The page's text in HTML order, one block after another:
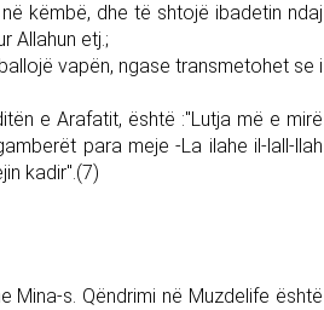
këmbë, dhe të shtojë ibadetin ndaj
Allahun etj.;
vapën, ngase transmetohet se i
e Arafatit, është :"Lutja më e mirë
para meje -La ilahe il-lall-llah
kadir".(7)
Mina-s. Qëndrimi në Muzdelife është